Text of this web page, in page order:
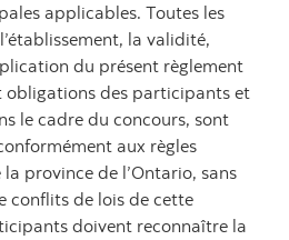
applicables. Toutes les
la validité,
du présent règlement
obligations des participants et
le cadre du concours, sont
aux règles
province de l’Ontario, sans
conflits de lois de cette
doivent reconnaître la